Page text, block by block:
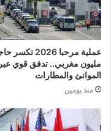
مليون مغربي.. تدفق قوي عبر
الموانئ والمطارات
منذ يومين